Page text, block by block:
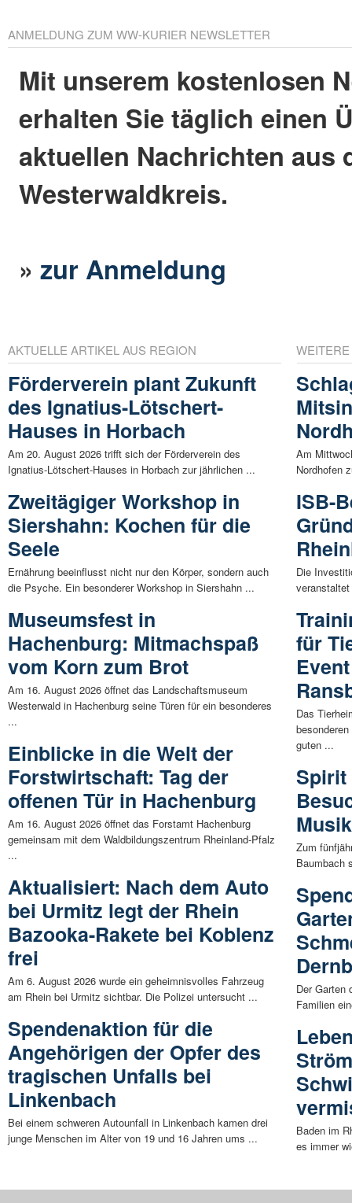
ANMELDUNG ZUM WW-KURIER NEWSLETTER
Mit unserem kostenlosen
erhalten Sie täglich einen
aktuellen Nachrichten aus
Westerwaldkreis.
»zur Anmeldung
AKTUELLE ARTIKEL AUS REGION
Förderverein plant Zukunft
des Ignatius-Lötschert-
Hauses in Horbach
Am 20. August 2026 trifft sich der Förderverein des
Ignatius-Lötschert-Hauses in Horbach zur jährlichen ...
Zweitägiger Workshop in
Siershahn: Kochen für die
Seele
Ernährung beeinflusst nicht nur den Körper, sondern auch
die Psyche. Ein besonderer Workshop in Siershahn ...
Museumsfest in
Hachenburg: Mitmachspaß
vom Korn zum Brot
Am 16. August 2026 öffnet das Landschaftsmuseum
Westerwald in Hachenburg seine Türen für ein besonderes
...
Einblicke in die Welt der
Forstwirtschaft: Tag der
offenen Tür in Hachenburg
Am 16. August 2026 öffnet das Forstamt Hachenburg
gemeinsam mit dem Waldbildungszentrum Rheinland-Pfalz
...
Aktualisiert: Nach dem Auto
bei Urmitz legt der Rhein
Bazooka-Rakete bei Koblenz
frei
Am 6. August 2026 wurde ein geheimnisvolles Fahrzeug
am Rhein bei Urmitz sichtbar. Die Polizei untersucht ...
Spendenaktion für die
Angehörigen der Opfer des
tragischen Unfalls bei
Linkenbach
Bei einem schweren Autounfall in Linkenbach kamen drei
junge Menschen im Alter von 19 und 16 Jahren ums ...
Am
Nordhofen
ISB-
Die
für
Das
guten ...
Spirit
Zum
Baumbach
Der Garten
Familien
Baden im
es immer